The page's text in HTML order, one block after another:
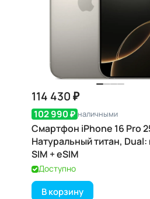
114 430 ₽
102 990 ₽ наличными
Смартфон iPhone 16 Pro
Натуральный титан, Dual:
SIM + eSIM
Доступно
В корзину